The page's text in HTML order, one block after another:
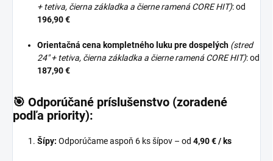
+ tetiva, čierna základka a čierne ramená CORE HIT):od
196,90 €
Orientačná cena kompletného luku pre dospelých (stred
24" + tetiva, čierna základka a čierne ramená CORE HIT):od
187,90 €
🎯 Odporúčané príslušenstvo (zoradené
podľa priority):
Šípy: Odporúčame aspoň 6 ks šípov – od 4,90 € / ks